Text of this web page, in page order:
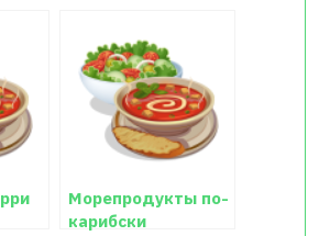
Морепродукты по-
карибски